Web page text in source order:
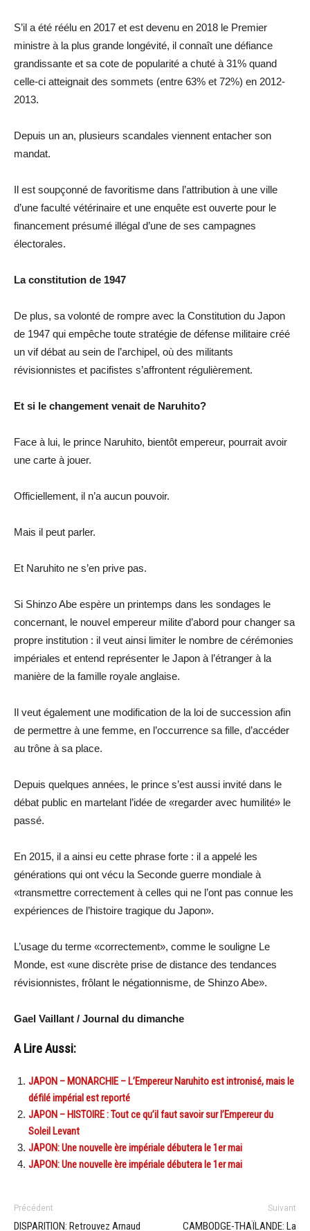
S’il a été réélu en 2017 et est devenu en 2018 le Premier
ministre à la plus grande longévité, il connaît une défiance
grandissante et sa cote de popularité a chuté à 31% quand
celle-ci atteignait des sommets (entre 63% et 72%) en 2012-
2013.
Depuis un an, plusieurs scandales viennent entacher son
mandat.
Il est soupçonné de favoritisme dans l’attribution à une ville
d’une faculté vétérinaire et une enquête est ouverte pour le
financement présumé illégal d’une de ses campagnes
électorales.
La constitution de 1947
De plus, sa volonté de rompre avec la Constitution du Japon
de 1947 qui empêche toute stratégie de défense militaire créé
un vif débat au sein de l’archipel, où des militants
révisionnistes et pacifistes s’affrontent régulièrement.
Et si le changement venait de Naruhito?
Face à lui, le prince Naruhito, bientôt empereur, pourrait avoir
une carte à jouer.
Officiellement, il n’a aucun pouvoir.
Mais il peut parler.
Et Naruhito ne s’en prive pas.
Si Shinzo Abe espère un printemps dans les sondages le
concernant, le nouvel empereur milite d’abord pour changer sa
propre institution : il veut ainsi limiter le nombre de cérémonies
impériales et entend représenter le Japon à l’étranger à la
manière de la famille royale anglaise.
Il veut également une modification de la loi de succession afin
de permettre à une femme, en l’occurrence sa fille, d’accéder
au trône à sa place.
Depuis quelques années, le prince s’est aussi invité dans le
débat public en martelant l’idée de «regarder avec humilité» le
passé.
En 2015, il a ainsi eu cette phrase forte : il a appelé les
générations qui ont vécu la Seconde guerre mondiale à
«transmettre correctement à celles qui ne l’ont pas connue les
expériences de l’histoire tragique du Japon».
L’usage du terme «correctement», comme le souligne Le
Monde, est «une discrète prise de distance des tendances
révisionnistes, frôlant le négationnisme, de Shinzo Abe».
Gael Vaillant / Journal du dimanche
A Lire Aussi:
JAPON – MONARCHIE – L’Empereur Naruhito est intronisé, mais le
défilé impérial est reporté
JAPON – HISTOIRE : Tout ce qu’il faut savoir sur l’Empereur du
Soleil Levant
JAPON: Une nouvelle ère impériale débutera le 1er mai
JAPON: Une nouvelle ère impériale débutera le 1er mai
Précédent
DISPARITION: Retrouvez Arnaud
Suivant
CAMBODGE-THAÏLANDE: La